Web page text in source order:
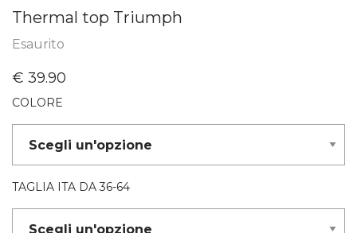
Thermal top Triumph
Esaurito
€ 39.90
COLORE
TAGLIA ITA DA 36-64